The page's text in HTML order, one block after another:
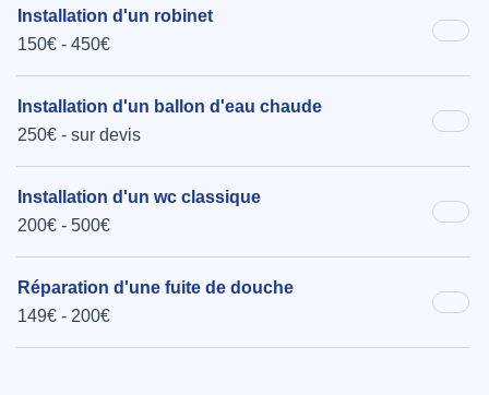
Installation d'un robinet
150€ - 450€
Installation d'un ballon d'eau chaude
250€ - sur devis
Installation d'un wc classique
200€ - 500€
Réparation d'une fuite de douche
149€ - 200€